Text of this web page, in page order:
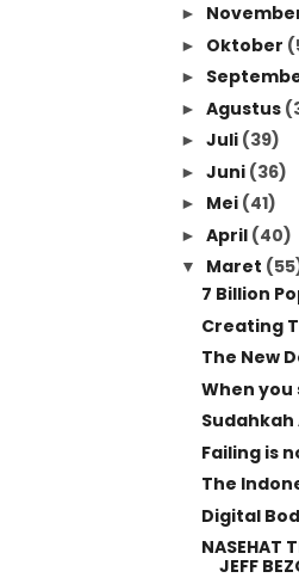
►
► Oktober
►
► Agustus
► Juli (39)
► Juni (36)
► Mei (41)
► April (40)
▼ Maret
7 Billion
Creating
The New
When you
Sudahkah
Failing is
The
Digital
NASEHAT
JEFF